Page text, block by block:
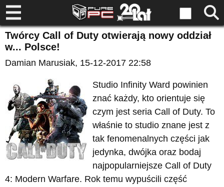
Twórcy Call of Duty otwierają nowy oddział
w... Polsce!
Damian Marusiak, 15-12-2017 22:58
Studio Infinity Ward powinien
znać każdy, kto orientuje się
czym jest seria Call of Duty. To
właśnie to studio znane jest z
tak fenomenalnych części jak
jedynka, dwójka oraz bodaj
najpopularniejsze Call of Duty
4: Modern Warfare. Rok temu wypuścili część